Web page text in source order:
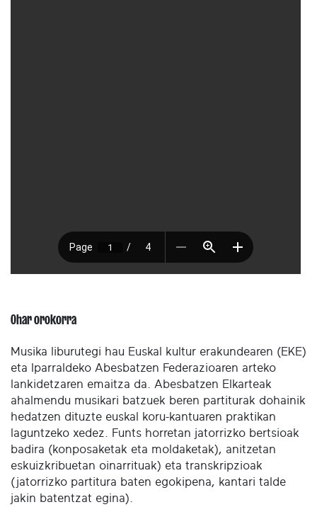
Ohar orokorra
Musika liburutegi hau Euskal kultur erakundearen (EKE)
eta Iparraldeko Abesbatzen Federazioaren arteko
lankidetzaren emaitza da. Abesbatzen Elkarteak
ahalmendu musikari batzuek beren partiturak dohainik
hedatzen dituzte euskal koru-kantuaren praktikan
laguntzeko xedez. Funts horretan jatorrizko bertsioak
badira (konposaketak eta moldaketak), anitzetan
eskuizkribuetan oinarrituak) eta transkripzioak
(jatorrizko partitura baten egokipena, kantari talde
jakin batentzat egina).